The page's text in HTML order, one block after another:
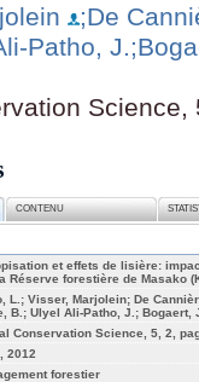
;De
Patho, J.
Science,
CONTENU
et effets de lisière:
Réserve forestière de Masako
L.; Visser, Marjolein; De
B.; Ulyel Ali-Patho, J.; Bogaert,
Conservation Science, 5, 2,
2012
forestier